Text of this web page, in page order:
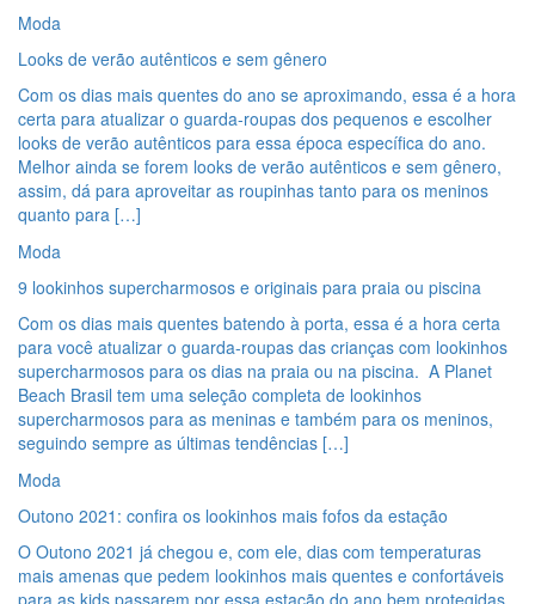
Moda
Looks de verão autênticos e sem gênero
Com os dias mais quentes do ano se aproximando, essa é a hora
certa para atualizar o guarda-roupas dos pequenos e escolher
looks de verão autênticos para essa época específica do ano.
Melhor ainda se forem looks de verão autênticos e sem gênero,
assim, dá para aproveitar as roupinhas tanto para os meninos
quanto para […]
Moda
9 lookinhos supercharmosos e originais para praia ou piscina
Com os dias mais quentes batendo à porta, essa é a hora certa
para você atualizar o guarda-roupas das crianças com lookinhos
supercharmosos para os dias na praia ou na piscina. A Planet
Beach Brasil tem uma seleção completa de lookinhos
supercharmosos para as meninas e também para os meninos,
seguindo sempre as últimas tendências […]
Moda
Outono 2021: confira os lookinhos mais fofos da estação
O Outono 2021 já chegou e, com ele, dias com temperaturas
mais amenas que pedem lookinhos mais quentes e confortáveis
para as kids passarem por essa estação do ano bem protegidas